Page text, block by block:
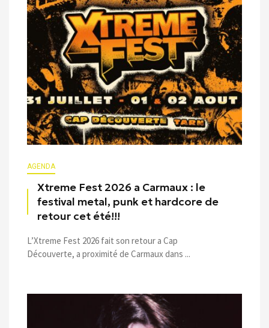
AGENDA
Xtreme Fest 2026 a Carmaux : le
festival metal, punk et hardcore de
retour cet été!!!
L’Xtreme Fest 2026 fait son retour a Cap
Découverte, a proximité de Carmaux dans ...